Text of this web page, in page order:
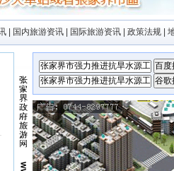
国内旅游资讯 国际旅游资讯 政策法规